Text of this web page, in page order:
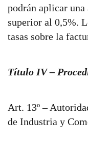
podrán aplicar
superior al 0,5%.
tasas sobre la
Título IV –
Art. 13º –
de Industria y